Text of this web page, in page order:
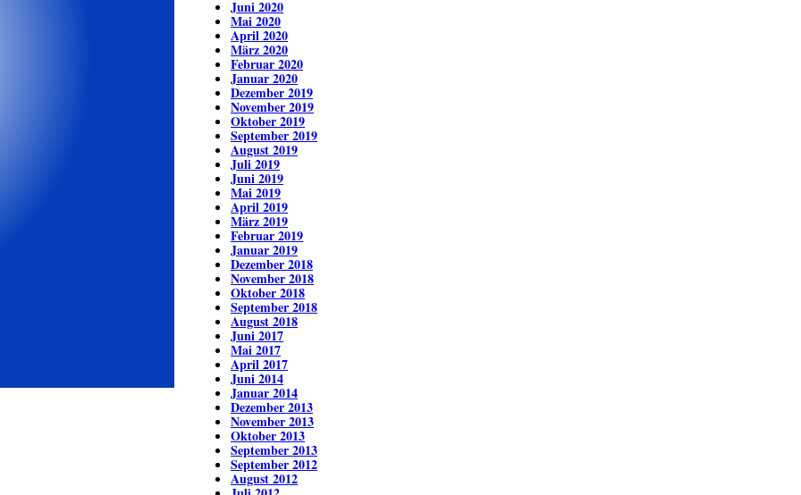
Juni 2020
Mai 2020
April 2020
März 2020
Februar 2020
Januar 2020
Dezember 2019
November 2019
Oktober 2019
September 2019
August 2019
Juli 2019
Juni 2019
Mai 2019
April 2019
März 2019
Februar 2019
Januar 2019
Dezember 2018
November 2018
Oktober 2018
September 2018
August 2018
Juni 2017
Mai 2017
April 2017
Juni 2014
Januar 2014
Dezember 2013
November 2013
Oktober 2013
September 2013
September 2012
August 2012